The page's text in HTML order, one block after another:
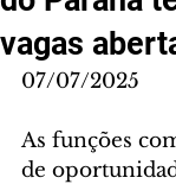
vagas
07/07/2025
As funções
de